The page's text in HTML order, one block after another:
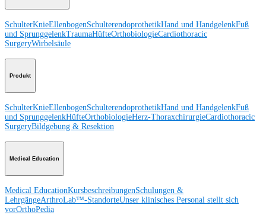
SchulterKnieEllenbogenSchulterendoprothetikHand und HandgelenkFuß
und SprunggelenkTraumaHüfteOrthobiologieCardiothoracic
SurgeryWirbelsäule
Produkt
SchulterKnieEllenbogenSchulterendoprothetikHand und HandgelenkFuß
und SprunggelenkHüfteOrthobiologieHerz-ThoraxchirurgieCardiothoracic
SurgeryBildgebung & Resektion
Medical Education
Medical EducationKursbeschreibungenSchulungen &
LehrgängeArthroLab™-StandorteUnser klinisches Personal stellt sich
vorOrthoPedia